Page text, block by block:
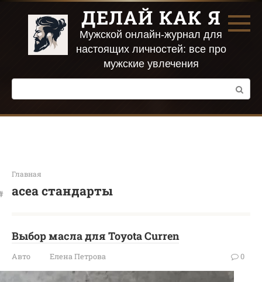
Перейти
контенту
ДЕЛАЙ КАК Я
Мужской онлайн-журнал для
настоящих личностей: все про
мужские увлечения
Поиск:
Главная
acea стандарты
Выбор масла для Toyota Curren
Авто Елена Петрова 0